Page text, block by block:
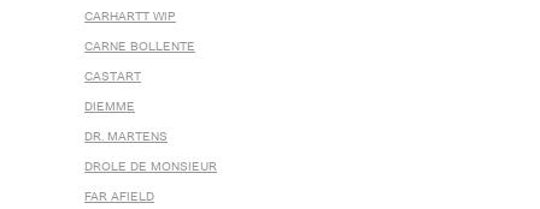
CARHARTT WIP
CARNE BOLLENTE
CASTART
DIEMME
DR. MARTENS
DROLE DE MONSIEUR
FAR AFIELD